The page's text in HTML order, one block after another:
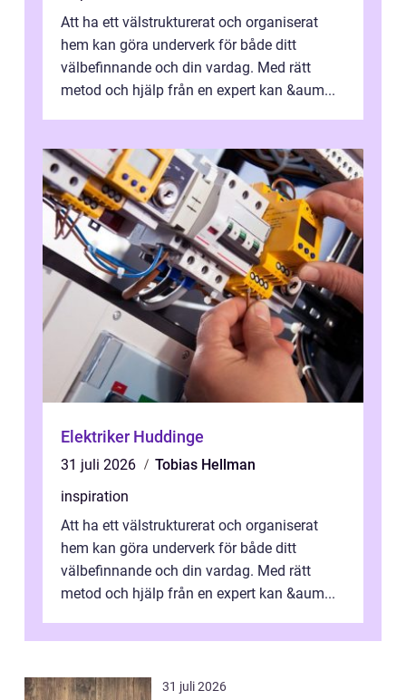
Att ha ett välstrukturerat och organiserat
hem kan göra underverk för både ditt
välbefinnande och din vardag. Med rätt
metod och hjälp från en expert kan &aum...
Elektriker Huddinge
31 juli 2026
Tobias Hellman
inspiration
Att ha ett välstrukturerat och organiserat
hem kan göra underverk för både ditt
välbefinnande och din vardag. Med rätt
metod och hjälp från en expert kan &aum...
31 juli 2026